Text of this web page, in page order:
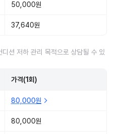
50,000원
37,640원
션 저하 관리 목적으로 상담될 수 있
가격(1회)
80,000원
80,000원